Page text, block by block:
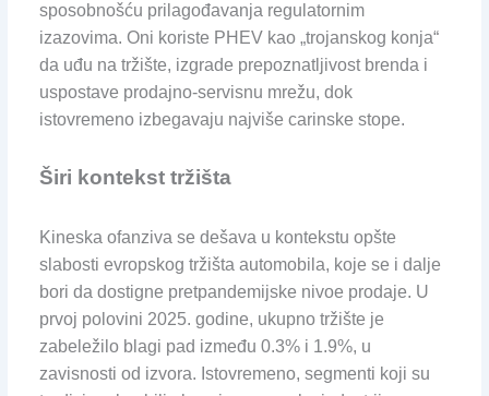
sposobnošću prilagođavanja regulatornim
izazovima. Oni koriste PHEV kao „trojanskog konja“
da uđu na tržište, izgrade prepoznatljivost brenda i
uspostave prodajno-servisnu mrežu, dok
istovremeno izbegavaju najviše carinske stope.
Širi kontekst tržišta
Kineska ofanziva se dešava u kontekstu opšte
slabosti evropskog tržišta automobila, koje se i dalje
bori da dostigne pretpandemijske nivoe prodaje. U
prvoj polovini 2025. godine, ukupno tržište je
zabeležilo blagi pad između 0.3% i 1.9%, u
zavisnosti od izvora. Istovremeno, segmenti koji su